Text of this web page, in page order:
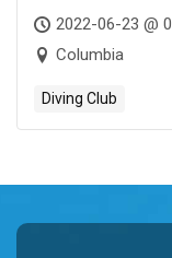
2022-06-23 @
Columbia
Diving Club